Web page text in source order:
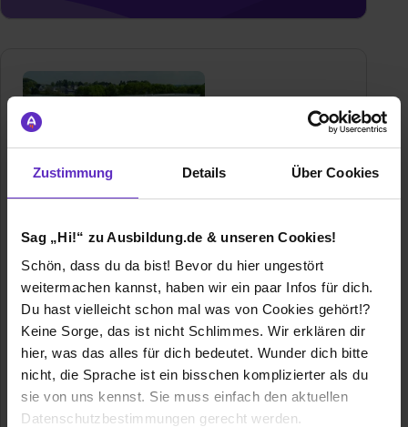
Zustimmung Details Über Cookies
Sag „Hi!“ zu Ausbildung.de & unseren Cookies!
Schön, dass du da bist! Bevor du hier ungestört
weitermachen kannst, haben wir ein paar Infos für dich.
Du hast vielleicht schon mal was von Cookies gehört!?
Keine Sorge, das ist nicht Schlimmes. Wir erklären dir
hier, was das alles für dich bedeutet. Wunder dich bitte
nicht, die Sprache ist ein bisschen komplizierter als du
sie von uns kennst. Sie muss einfach den aktuellen
Datenschutzbestimmungen gerecht werden.
Lindgesfeld 28
42653 Solingen
021273870316
E-Mail anzeigen
Gründungsjahr
Mitarbeiter